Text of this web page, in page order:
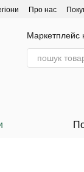
Про нас
Маркетплейс